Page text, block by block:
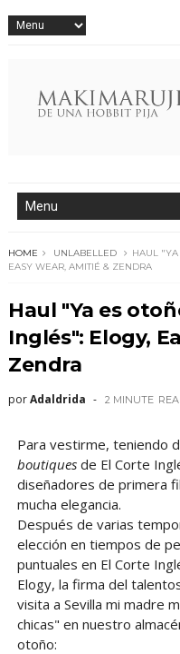
HOME UNLABELLED
HAUL "YA
EASY WEAR, AMITIÉ & ZENDRA
Haul "Ya es
Inglés": Elogy,
Zendra
porAdaldrida 2 MINUTE
Para vestirme, teniendo
boutiquesde El Corte
diseñadores de primera
mucha elegancia.
Después de varias
elección en tiempos de
puntuales en El Corte
Elogy, la firma del
visita a Sevilla mi madre
chicas" en nuestro
otoño: